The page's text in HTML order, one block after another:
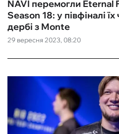
29 вересня 2023, 08:20
NAVI перемогли Eternal
Season 18: у півфіналі
дербі з Monte